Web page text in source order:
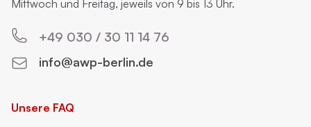
Mittwoch und Freitag, jeweils von 9 bis 13 Uhr.
+49 030 / 30 11 14 76
info@awp-berlin.de
Unsere FAQ